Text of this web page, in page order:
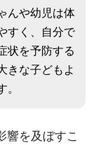
んや幼児は体
すく、自分で
状を予防する
きな子どもよ
。
響を及ぼすこ